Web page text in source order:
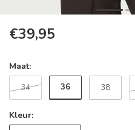
€39,95
Maat:
34 36 38
Kleur: